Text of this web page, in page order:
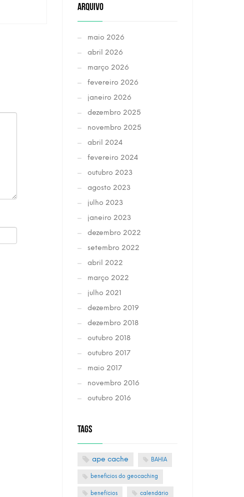
ARQUIVO
maio 2026
abril 2026
março 2026
fevereiro 2026
janeiro 2026
dezembro 2025
novembro 2025
abril 2024
fevereiro 2024
outubro 2023
agosto 2023
julho 2023
janeiro 2023
dezembro 2022
setembro 2022
abril 2022
março 2022
julho 2021
dezembro 2019
dezembro 2018
outubro 2018
outubro 2017
maio 2017
novembro 2016
outubro 2016
TAGS
ape cache BAHIA
beneficios do geocaching
benefícios calendário